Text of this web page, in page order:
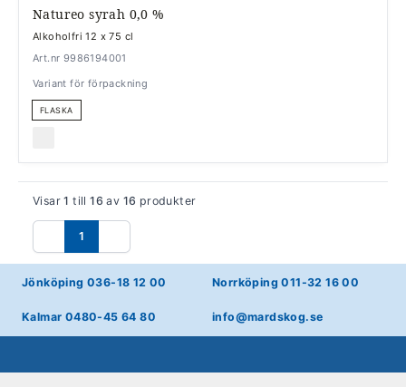
Natureo syrah 0,0 %
Alkoholfri 12 x 75 cl
Art.nr 9986194001
Variant för förpackning
FLASKA
Visar1 till16 av 16 produkter
Föregående
1
Nästa
Jönköping 036-18 12 00 Norrköping 011-32 16 00
Kalmar 0480-45 64 80 info@mardskog.se